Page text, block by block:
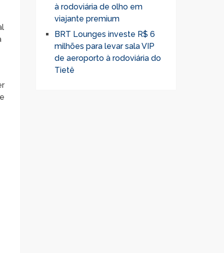
à rodoviária de olho em
viajante premium
BRT Lounges investe R$ 6
milhões para levar sala VIP
de aeroporto à rodoviária do
Tietê